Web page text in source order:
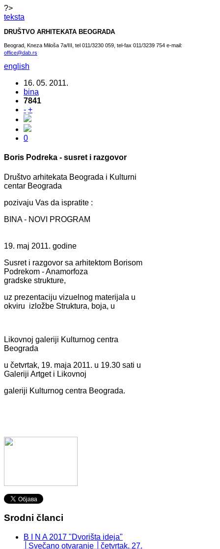
?>
teksta
DRUŠTVO ARHITEKATA BEOGRADA
Beograd, Kneza Miloša 7a/III, tel 011/3230 059, tel-fax 011/3239 754 e-mail:
office@dab.rs
english
16. 05. 2011.
bina
7841
- +
0
Boris Podreka - susret i razgovor
Društvo arhitekata Beograda i Kulturni
centar Beograda
pozivaju Vas da ispratite :
BINA - NOVI PROGRAM
19. maj 2011. godine
Susret i razgovor sa arhitektom Borisom
Podrekom - Anamorfoza
gradske strukture,
uz prezentaciju vizuelnog materijala u
okviru izložbe Struktura, boja, u
Likovnoj galeriji Kulturnog centra
Beograda
u četvrtak, 19. maja 2011. u 19.30 sati u
Galeriji Artget i Likovnoj
galeriji Kulturnog centra Beograda.
Srodni članci
B I N A 2017 "Dvorišta ideja"
│Svečano otvaranje │četvrtak, 27.